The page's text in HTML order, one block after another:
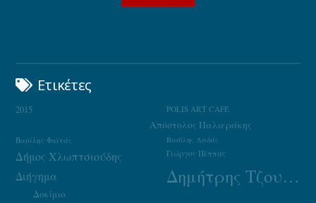
Ετικέτες
2015 POLIS ART CAFE
Απόστολος Παλιεράκης
Βασίλης Λαδάς
Βασίλης Φαϊτάς
Γιώργος Πέππας
Δήμος Χλωπτσιούδης
Δημήτρης Τζουμάκας
Διήγημα
Δοκίμιο